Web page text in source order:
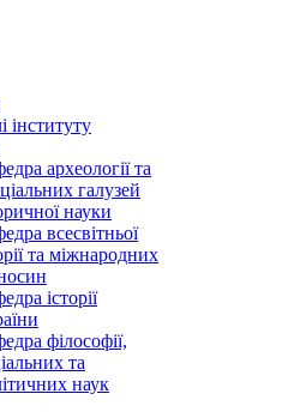
інституту
археології та
галузей
науки
всесвітньої
та міжнародних
історії
філософії,
та
наук